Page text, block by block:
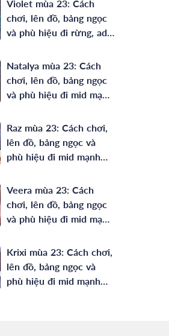
Violet mùa 23: Cách
chơi, lên đồ, bảng ngọc
và phù hiệu đi rừng, ad
Natalya mùa 23: Cách
chơi, lên đồ, bảng ngọc
và phù hiệu đi mid mạnh
Raz mùa 23: Cách chơi,
lên đồ, bảng ngọc và
phù hiệu đi mid mạnh
Veera mùa 23: Cách
chơi, lên đồ, bảng ngọc
và phù hiệu đi mid mạnh
Krixi mùa 23: Cách chơi,
lên đồ, bảng ngọc và
phù hiệu đi mid mạnh